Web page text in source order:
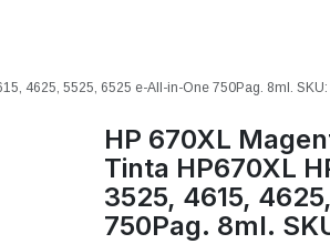
4625, 5525, 6525 e-All-in-One 750Pag. 8ml.
HP 670XL
Tinta HP670XL
3525, 4615,
750Pag. 8ml.